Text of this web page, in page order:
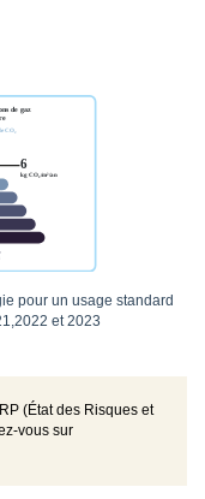
pour un usage standard
et 2023
(État des Risques et
vous sur